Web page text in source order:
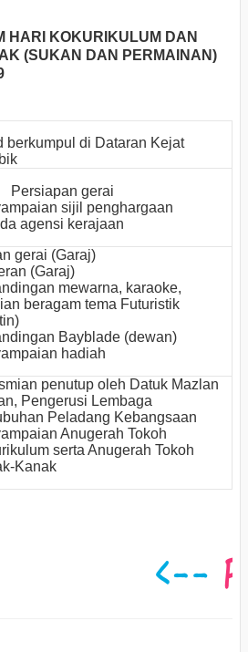
HARI KOKURIKULUM DAN
(SUKAN DAN PERMAINAN)
berkumpul di Dataran Kejat
Persiapan gerai
sijil penghargaan
agensi kerajaan
gerai (Garaj)
(Garaj)
mewarna, karaoke,
beragam tema Futuristik
Bayblade (dewan)
hadiah
penutup oleh Datuk Mazlan
Pengerusi Lembaga
Peladang Kebangsaan
Anugerah Tokoh
serta Anugerah Tokoh
Kanak